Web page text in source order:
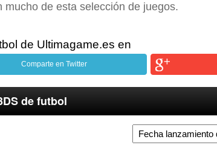
de esta selección de juegos.
de Ultimagame.es en
Comparte en Twitter
de futbol